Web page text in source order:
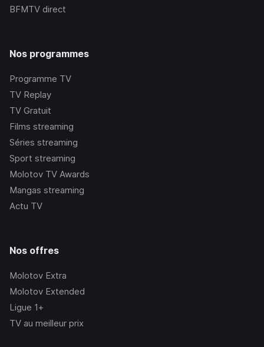
BFMTV direct
Nos programmes
Programme TV
TV Replay
TV Gratuit
Films streaming
Séries streaming
Sport streaming
Molotov TV Awards
Mangas streaming
Actu TV
Nos offres
Molotov Extra
Molotov Extended
Ligue 1+
TV au meilleur prix